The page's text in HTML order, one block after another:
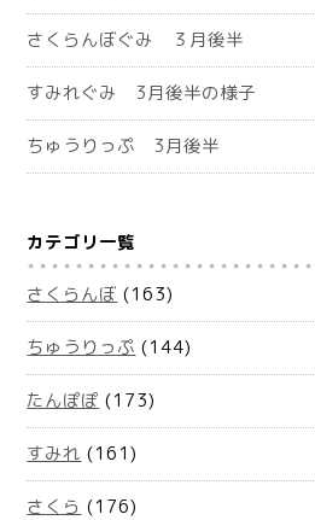
さくらんぼぐみ ３月後半
すみれぐみ 3月後半の様子
ちゅうりっぷ 3月後半
カテゴリ一覧
さくらんぼ (163)
ちゅうりっぷ (144)
たんぽぽ (173)
すみれ (161)
さくら (176)